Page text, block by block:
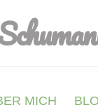
MICH